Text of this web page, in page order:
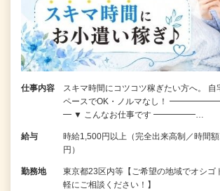
仕事内容
スキマ時間にコツコツ稼ぎたい方へ。 自
ペースでOK・ノルマなし！
━ ▼ こんなお仕事です ━━━━━…
給与
時給1,500円以上（完全出来高制／時間
円）
勤務地
東京都23区内等【ご希望の地域でオシ
軽にご相談ください！】